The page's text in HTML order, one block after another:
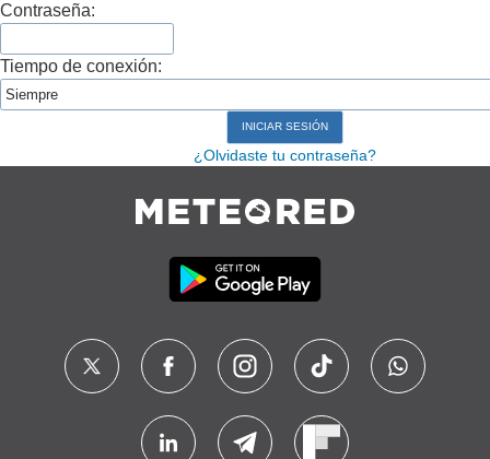
Contraseña:
Tiempo de conexión:
¿Olvidaste tu contraseña?